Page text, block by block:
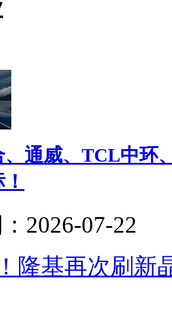
、通威、TCL中环
2026-07-22
隆基再次刷新